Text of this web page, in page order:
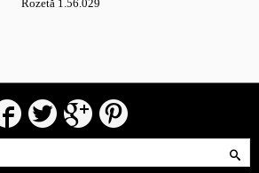
Rozetă 1.56.029